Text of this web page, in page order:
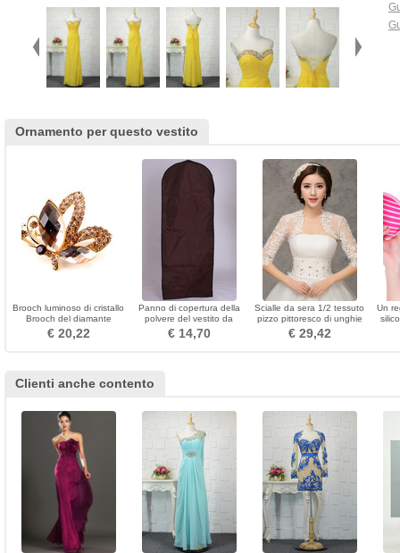
Ornamento per questo vestito
Brooch luminoso di cristallo
Brooch del diamante
intarsiato di raffinatura di
alta qualità
€ 20,22
Panno di copertura della
polvere del vestito da
cerimonia marrone che
appende vestito da
€ 14,70
Scialle da sera 1/2 tessuto
pizzo pittoresco di unghie
Appliques
€ 29,42
Un
Clienti anche contento